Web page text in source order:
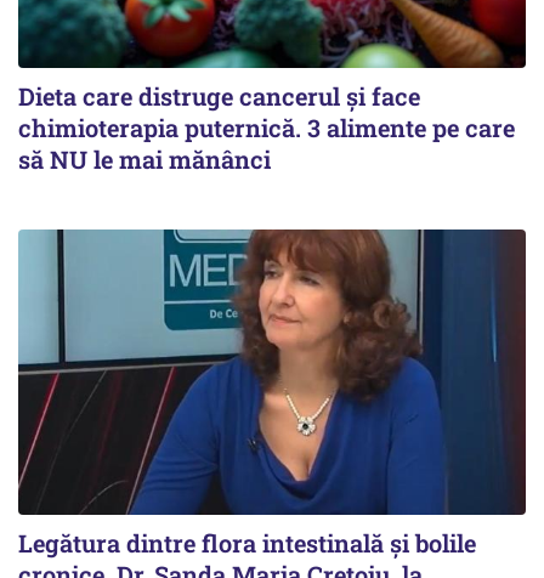
Dieta care distruge cancerul și face
chimioterapia puternică. 3 alimente pe care
să NU le mai mănânci
Legătura dintre flora intestinală și bolile